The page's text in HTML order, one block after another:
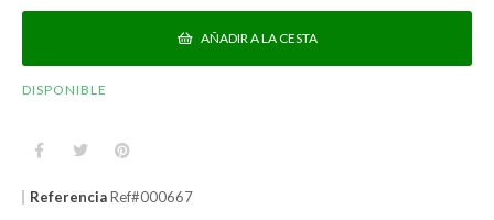
AÑADIR A LA CESTA
DISPONIBLE
ReferenciaRef#000667